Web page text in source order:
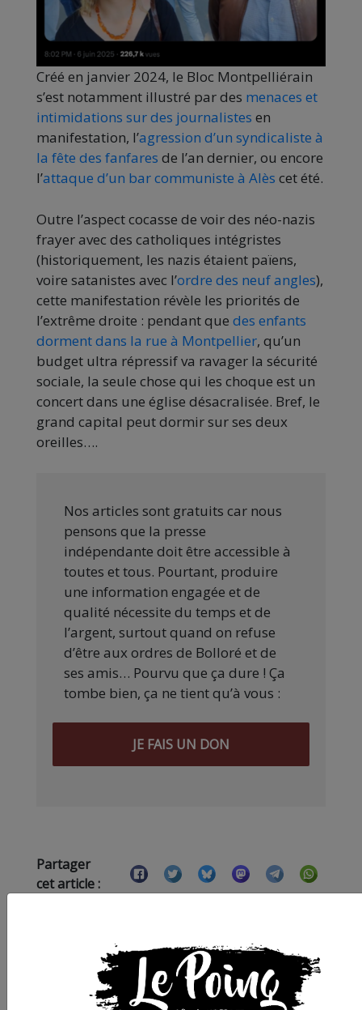
Créé en janvier 2024, le Bloc Montpelliérain
s’est notamment illustré par des menaces et
intimidations sur des journalistes en
manifestation, l’agression d’un syndicaliste à
la fête des fanfares de l’an dernier, ou encore
l’attaque d’un bar communiste à Alès cet été.
Outre l’aspect cocasse de voir des néo-nazis
frayer avec des catholiques intégristes
(historiquement, les nazis étaient païens,
voire satanistes avec l’ordre des neuf angles),
cette manifestation révèle les priorités de
l’extrême droite : pendant que des enfants
dorment dans la rue à Montpellier, qu’un
budget ultra répressif va ravager la sécurité
sociale, la seule chose qui les choque est un
concert dans une église désacralisée. Bref, le
grand capital peut dormir sur ses deux
oreilles….
Nos articles sont gratuits car nous
pensons que la presse
indépendante doit être accessible à
toutes et tous. Pourtant, produire
une information engagée et de
qualité nécessite du temps et de
l’argent, surtout quand on refuse
d’être aux ordres de Bolloré et de
ses amis… Pourvu que ça dure ! Ça
tombe bien, ça ne tient qu’à vous :
JE FAIS UN DON
Partager
cet article :
ARTICLE SUIVANT :